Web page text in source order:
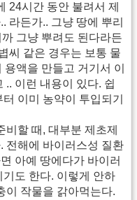
24시간 동안 불려서 제
라든가.. 그냥 땅에 뿌리
그냥 뿌려도 된다라든
씨 같은 경우는 보통 물
액을 만들고 거기서 이
.. 이런 내용이 있다. 쉽
이미 농약이 투입되기
할 때, 대부분 제초제
전해에 바이러스성 질환
아예 땅에다가 바이러
도 한다. 이렇게 안하
이 작물을 갉아먹는다.